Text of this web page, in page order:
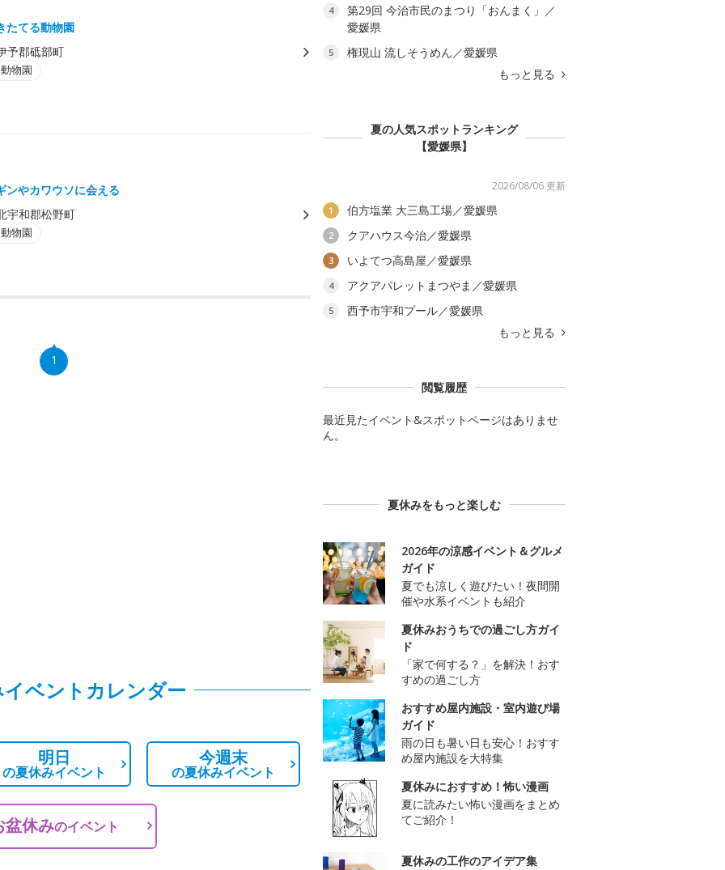
たてる動物園
予郡砥部町
物園
ンやカワウソに会える
宇和郡松野町
物園
1
ベントカレンダー
明日
の夏休みイベント
今週末
の夏休みイベント
盆休みのイベント
4
第29回 今治市民のまつり「おんまく」／
愛媛県
5
権現山 流しそうめん／愛媛県
もっと見る
夏の人気スポットランキング
【愛媛県】
2026/08/06 更新
1 伯方塩業 大三島工場／愛媛県
2 クアハウス今治／愛媛県
3 いよてつ高島屋／愛媛県
4 アクアパレットまつやま／愛媛県
5
西予市宇和プール／愛媛県
もっと見る
閲覧履歴
最近見たイベント&スポットページはありませ
ん。
夏休みをもっと楽しむ
2026年の涼感イベント＆グルメ
ガイド
夏でも涼しく遊びたい！夜間開
催や水系イベントも紹介
夏休みおうちでの過ごし方ガイ
ド
「家で何する？」を解決！おす
すめの過ごし方
おすすめ屋内施設・室内遊び場
ガイド
雨の日も暑い日も安心！おすす
め屋内施設を大特集
夏休みにおすすめ！怖い漫画
夏に読みたい怖い漫画をまとめ
てご紹介！
夏休みの工作のアイデア集